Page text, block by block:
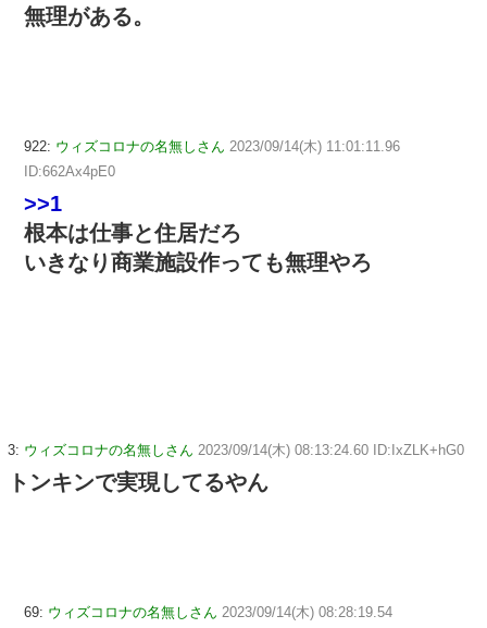
無理がある。
922: ウィズコロナの名無しさん 2023/09/14(木) 11:01:11.96
ID:662Ax4pE0
>>1
根本は仕事と住居だろ
いきなり商業施設作っても無理やろ
3: ウィズコロナの名無しさん 2023/09/14(木) 08:13:24.60 ID:IxZLK+hG0
トンキンで実現してるやん
69: ウィズコロナの名無しさん 2023/09/14(木) 08:28:19.54